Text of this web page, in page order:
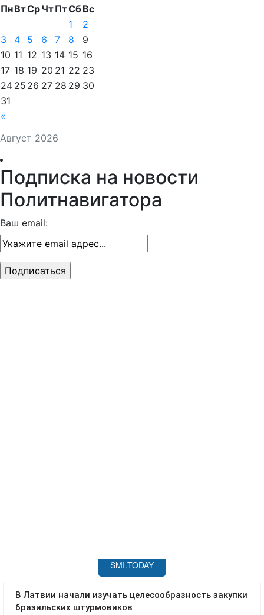
Август 2026
ПнВтСрЧтПтСбВс
«
1
2
3
4 5 6 7 8
9
10 11 12 13 14 15 16
17 18 19 20 21 22 23
24 25 26 27 28 29 30
31
Подписка на новости
Политнавигатора
Ваш email: